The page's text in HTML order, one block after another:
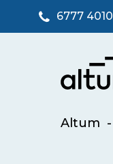
6777 4010
Altum -